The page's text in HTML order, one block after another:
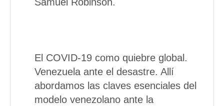
El COVID-19 como quiebre global.
Venezuela ante el desastre. Allí
abordamos las claves esenciales del
modelo venezolano ante la